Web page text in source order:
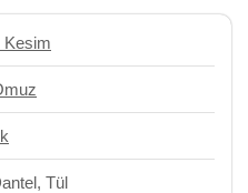
Kesim
Tül